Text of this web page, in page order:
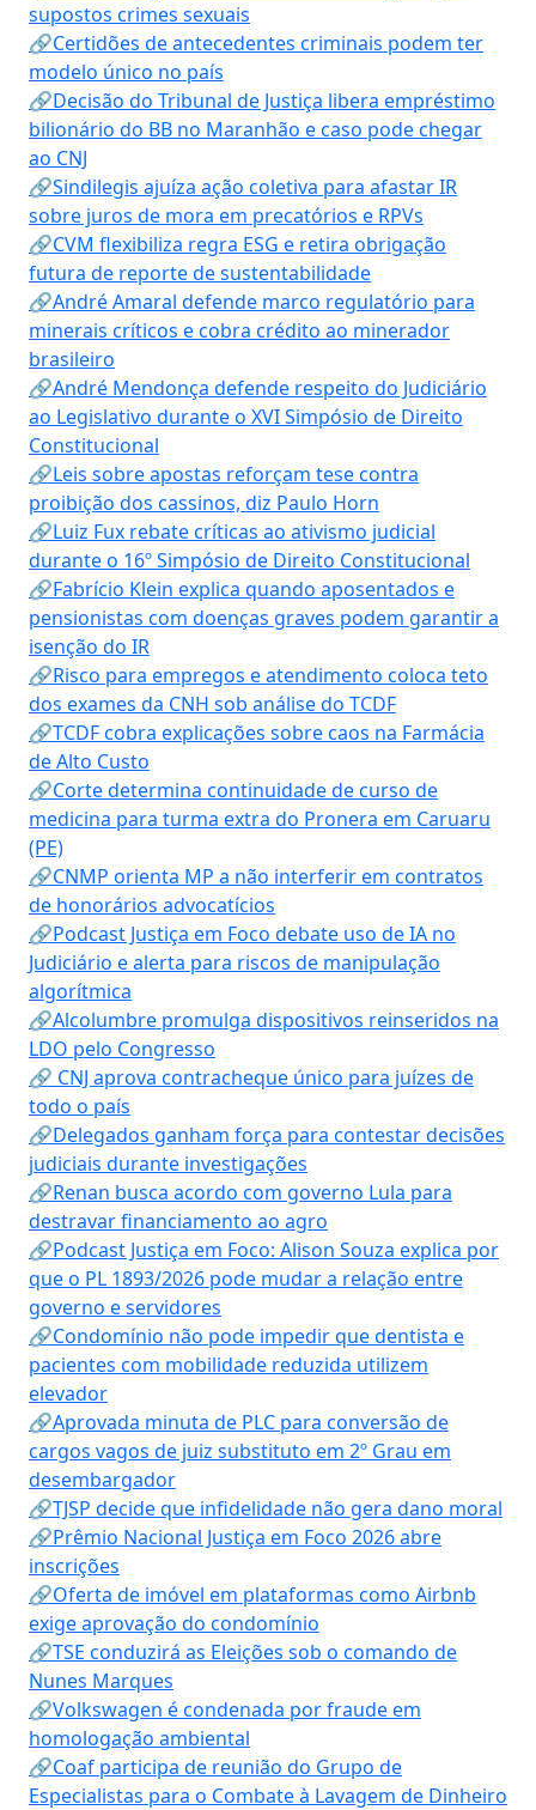
supostos crimes sexuais
🔗Certidões de antecedentes criminais podem ter
modelo único no país
🔗Decisão do Tribunal de Justiça libera empréstimo
bilionário do BB no Maranhão e caso pode chegar
ao CNJ
🔗Sindilegis ajuíza ação coletiva para afastar IR
sobre juros de mora em precatórios e RPVs
🔗CVM flexibiliza regra ESG e retira obrigação
futura de reporte de sustentabilidade
🔗André Amaral defende marco regulatório para
minerais críticos e cobra crédito ao minerador
brasileiro
🔗André Mendonça defende respeito do Judiciário
ao Legislativo durante o XVI Simpósio de Direito
Constitucional
🔗Leis sobre apostas reforçam tese contra
proibição dos cassinos, diz Paulo Horn
🔗Luiz Fux rebate críticas ao ativismo judicial
durante o 16º Simpósio de Direito Constitucional
🔗Fabrício Klein explica quando aposentados e
pensionistas com doenças graves podem garantir a
isenção do IR
🔗Risco para empregos e atendimento coloca teto
dos exames da CNH sob análise do TCDF
🔗TCDF cobra explicações sobre caos na Farmácia
de Alto Custo
🔗Corte determina continuidade de curso de
medicina para turma extra do Pronera em Caruaru
(PE)
🔗CNMP orienta MP a não interferir em contratos
de honorários advocatícios
🔗Podcast Justiça em Foco debate uso de IA no
Judiciário e alerta para riscos de manipulação
algorítmica
🔗Alcolumbre promulga dispositivos reinseridos na
LDO pelo Congresso
🔗 CNJ aprova contracheque único para juízes de
todo o país
🔗Delegados ganham força para contestar decisões
judiciais durante investigações
🔗Renan busca acordo com governo Lula para
destravar financiamento ao agro
🔗Podcast Justiça em Foco: Alison Souza explica por
que o PL 1893/2026 pode mudar a relação entre
governo e servidores
🔗Condomínio não pode impedir que dentista e
pacientes com mobilidade reduzida utilizem
elevador
🔗Aprovada minuta de PLC para conversão de
cargos vagos de juiz substituto em 2º Grau em
desembargador
🔗TJSP decide que infidelidade não gera dano moral
🔗Prêmio Nacional Justiça em Foco 2026 abre
inscrições
🔗Oferta de imóvel em plataformas como Airbnb
exige aprovação do condomínio
🔗TSE conduzirá as Eleições sob o comando de
Nunes Marques
🔗Volkswagen é condenada por fraude em
homologação ambiental
🔗Coaf participa de reunião do Grupo de
Especialistas para o Combate à Lavagem de Dinheiro